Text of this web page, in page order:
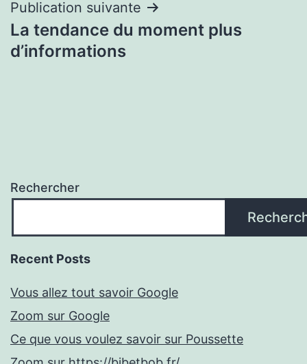
Publication suivante
La tendance du moment plus
d’informations
Rechercher
Recent Posts
Vous allez tout savoir Google
Zoom sur Google
Ce que vous voulez savoir sur Poussette